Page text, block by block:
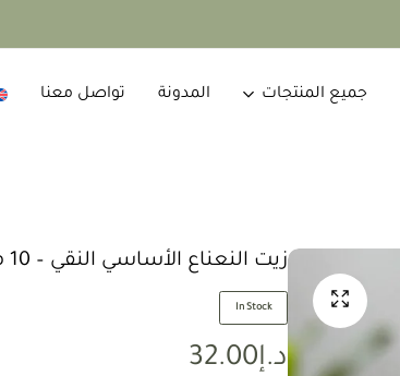
جميع المنتجات المدونة تواصل معنا
زيت النعناع الأساسي النقي – 10 مل – الهند
In Stock
د.إ32.00